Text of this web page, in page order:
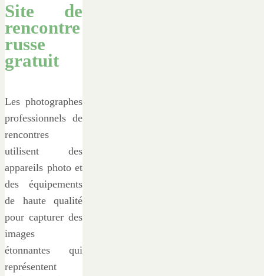
Site de
rencontre
russe
gratuit
Les photographes
professionnels de
rencontres
utilisent des
appareils photo et
des équipements
de haute qualité
pour capturer des
images
étonnantes qui
représentent